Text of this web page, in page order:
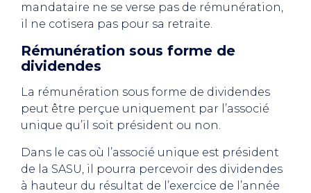
mandataire ne se verse pas de rémunération,
il ne cotisera pas pour sa retraite.
Rémunération sous forme de
dividendes
La rémunération sous forme de dividendes
peut être perçue uniquement par l’associé
unique qu’il soit président ou non.
Dans le cas où l’associé unique est président
de la SASU, il pourra percevoir des dividendes
à hauteur du résultat de l’exercice de l’année